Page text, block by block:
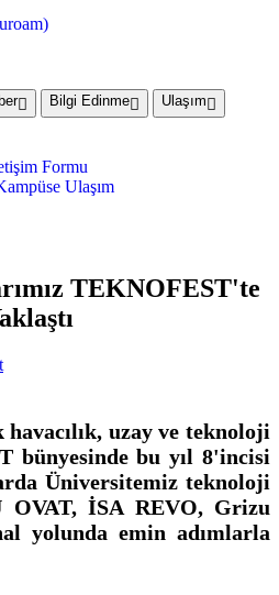
Bilgi Edinme Ulaşım
Formu
Ulaşım
TEKNOFEST'te
uzay ve teknoloji
bünyesinde bu yıl 8'incisi
Üniversitemiz teknoloji
OVAT, İSA REVO, Grizu
yolunda emin adımlarla